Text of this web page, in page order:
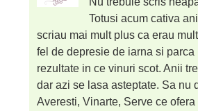
Totusi acum cativa
scriau mai mult plus ca erau
fel de depresie de iarna si
rezultate in ce vinuri scot. Anii
dar azi se lasa asteptate. Sa nu
Averesti, Vinarte, Serve ce